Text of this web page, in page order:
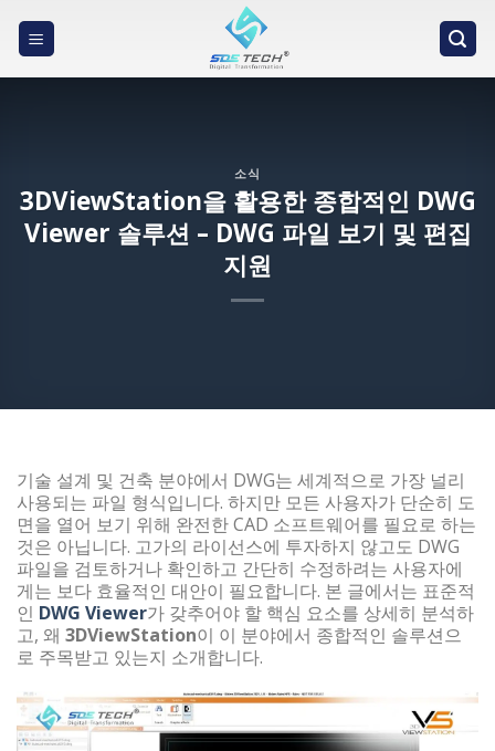
소식
3DViewStation을 활용한 종합적인 DWG
Viewer 솔루션 – DWG 파일 보기 및 편집
지원
기술 설계 및 건축 분야에서 DWG는 세계적으로 가장 널리
사용되는 파일 형식입니다. 하지만 모든 사용자가 단순히 도
면을 열어 보기 위해 완전한 CAD 소프트웨어를 필요로 하는
것은 아닙니다. 고가의 라이선스에 투자하지 않고도 DWG
파일을 검토하거나 확인하고 간단히 수정하려는 사용자에
게는 보다 효율적인 대안이 필요합니다. 본 글에서는 표준적
인 DWG Viewer가 갖추어야 할 핵심 요소를 상세히 분석하
고, 왜 3DViewStation이 이 분야에서 종합적인 솔루션으
로 주목받고 있는지 소개합니다.